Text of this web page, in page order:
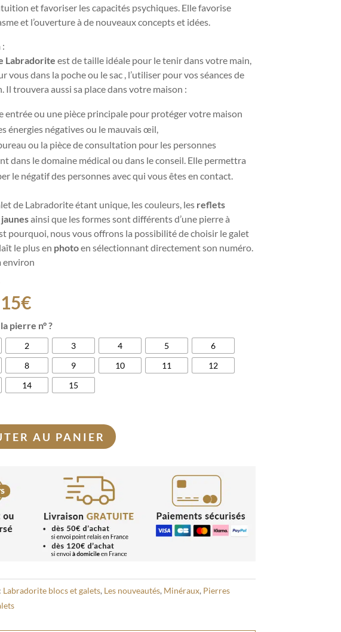
et favoriser les capacités psychiques. Elle favorise
et l’ouverture à de nouveaux concepts et idées.
:
Labradorite est de taille idéale pour le tenir dans votre main,
vous dans la poche ou le sac , l’utiliser pour vos séances de
Il trouvera aussi sa place dans votre maison :
entrée ou une pièce principale pour protéger votre maison
énergies négatives ou le mauvais œil,
ou la pièce de consultation pour les personnes
dans le domaine médical ou dans le conseil. Elle permettra
le négatif des personnes avec qui vous êtes en contact.
de Labradorite étant unique, les couleurs, les reflets
ainsi que les formes sont différents d’une pierre à
pourquoi, nous vous offrons la possibilité de choisir le galet
le plus en photoen sélectionnant directement son numéro.
environ
15€
pierre n° ?
2 3 4 5
6
8 9 10 11
12
14 15
AU PANIER
Labradorite blocs et galets, Les nouveautés, Minéraux, Pierres